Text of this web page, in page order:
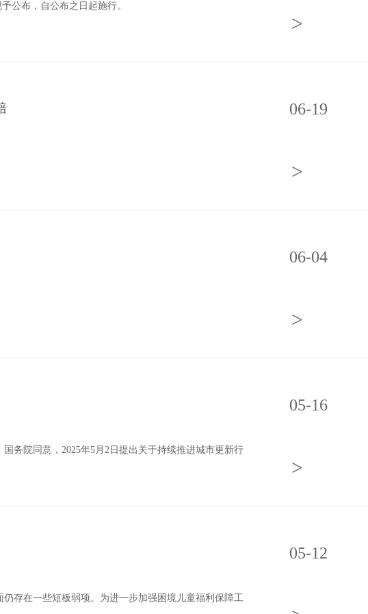
公布，自公布之日起施行。
>
06-19
>
06-04
>
务院同意，2025年5月2日提出关于持续推进城市更新行
05-16
>
存在一些短板弱项。为进一步加强困境儿童福利保障工
05-12